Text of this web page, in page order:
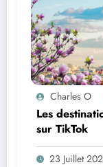
Charles O
Les
sur TikTok
23 Juillet